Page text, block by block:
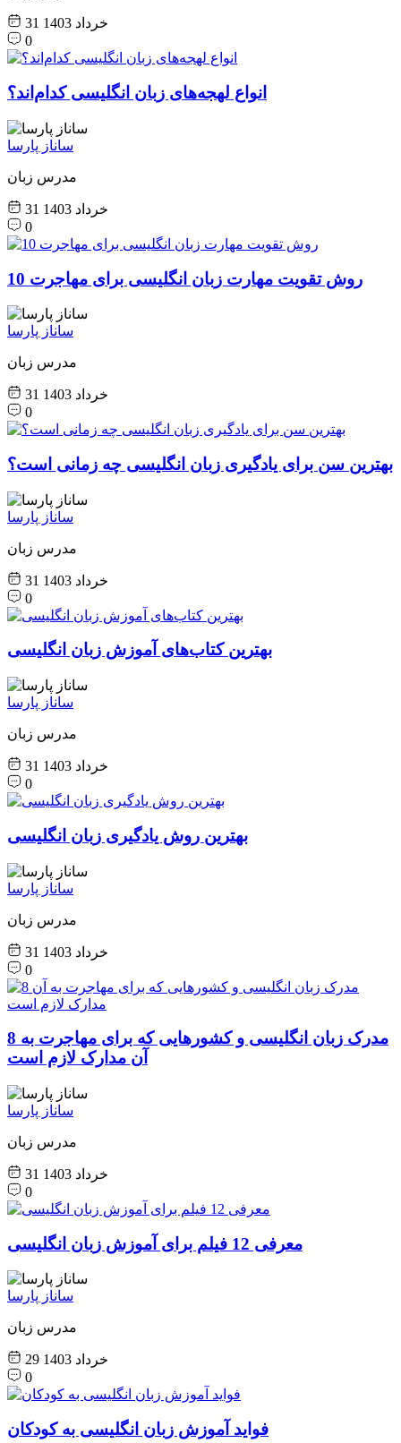
31 خرداد 1403
0
انواع لهجه‌های زبان انگلیسی کدام‌اند؟
ساناز پارسا
مدرس زبان
31 خرداد 1403
0
10 روش تقویت مهارت زبان انگلیسی برای مهاجرت
ساناز پارسا
مدرس زبان
31 خرداد 1403
0
بهترین سن برای یادگیری زبان انگلیسی چه زمانی است؟
ساناز پارسا
مدرس زبان
31 خرداد 1403
0
بهترین کتاب‌های آموزش زبان انگلیسی
ساناز پارسا
مدرس زبان
31 خرداد 1403
0
بهترین روش یادگیری زبان انگلیسی
ساناز پارسا
مدرس زبان
31 خرداد 1403
0
8 مدرک زبان انگلیسی و کشورهایی که برای مهاجرت به
آن مدارک لازم است
ساناز پارسا
مدرس زبان
31 خرداد 1403
0
معرفی 12 فیلم برای آموزش زبان انگلیسی
ساناز پارسا
مدرس زبان
29 خرداد 1403
0
فواید آموزش زبان انگلیسی به کودکان